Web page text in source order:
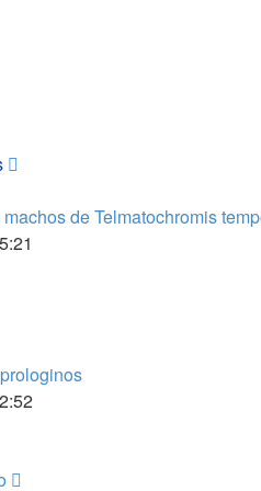
de Telmatochromis